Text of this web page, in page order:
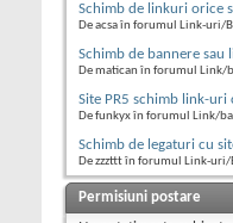
Schimb de linkuri orice
De acsa în forumul Link-uri/
Schimb de bannere sau
De matican în forumul Link/
Site PR5 schimb link-
De funkyx în forumul Link/
Schimb de legaturi cu
De zzzttt în forumul Link-uri/
Permisiuni postare